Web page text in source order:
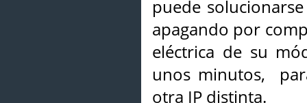
puede
apagando por
eléctrica de su
unos minutos,
otra IP distinta.